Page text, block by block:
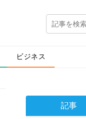
ビジネス
記事